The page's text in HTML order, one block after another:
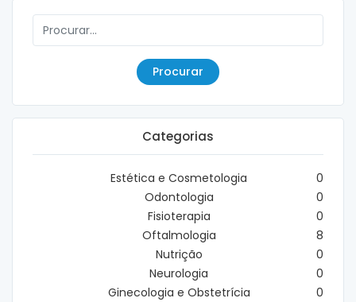
Procurar
Categorias
Estética e Cosmetologia
0
Odontologia
0
Fisioterapia
0
Oftalmologia
8
Nutrição
0
Neurologia
0
Ginecologia e Obstetrícia
0